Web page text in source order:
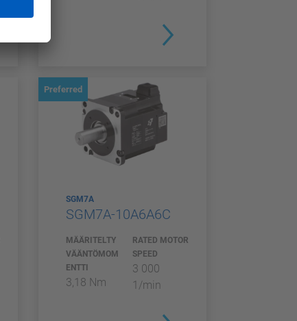
Preferred
SGM7A
SGM7A-10A6A6C
MÄÄRITELTY
VÄÄNTÖMOM
ENTTI
3,18 Nm
RATED MOTOR
SPEED
3 000
1/min